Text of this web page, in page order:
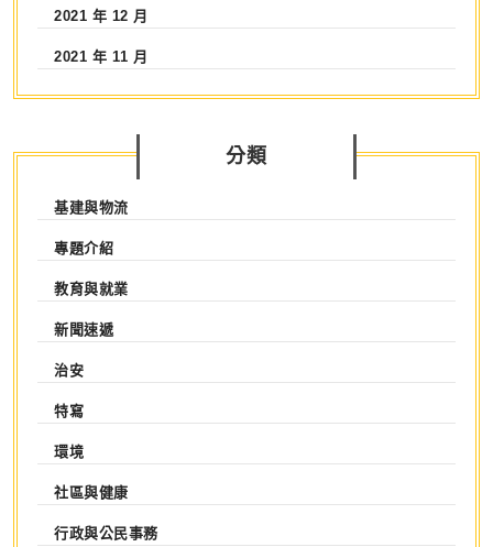
2021 年 12 月
2021 年 11 月
分類
基建與物流
專題介紹
教育與就業
新聞速遞
治安
特寫
環境
社區與健康
行政與公民事務